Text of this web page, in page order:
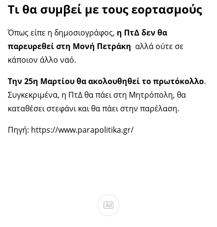
Τι θα συμβεί με τους εορτασμούς
Όπως είπε η δημοσιογράφος, η ΠτΔ δεν θα
παρευρεθεί στη Μονή Πετράκη αλλά ούτε σε
κάποιον άλλο ναό.
Την 25η Μαρτίου θα ακολουθηθεί το πρωτόκολλο.
Συγκεκριμένα, η ΠτΔ θα πάει στη Μητρόπολη, θα
καταθέσει στεφάνι και θα πάει στην παρέλαση.
Πηγή: https://www.parapolitika.gr/
Ad